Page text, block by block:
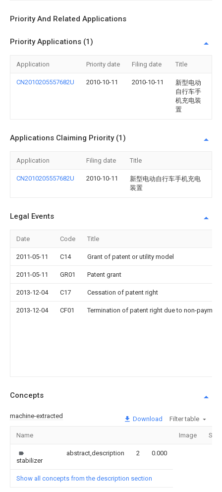
Priority And Related Applications
Priority Applications (1)
Application Priority date Filing date Title
CN2010205557682U 2010-10-11 2010-10-11
新型电动
自行车手
机充电装
置
Applications Claiming Priority (1)
Application Filing date Title
CN2010205557682U 2010-10-11
新型电动自行车手机充电
装置
Legal Events
Date Code Title
2011-05-11 C14 Grant of patent or utility model
2011-05-11 GR01 Patent grant
2013-12-04 C17 Cessation of patent right
2013-12-04 CF01 Termination of patent right due to non-
Concepts
machine-extracted Download Filter table
Name Image
stabilizer
abstract,description 2 0.000
Show all concepts from the description section